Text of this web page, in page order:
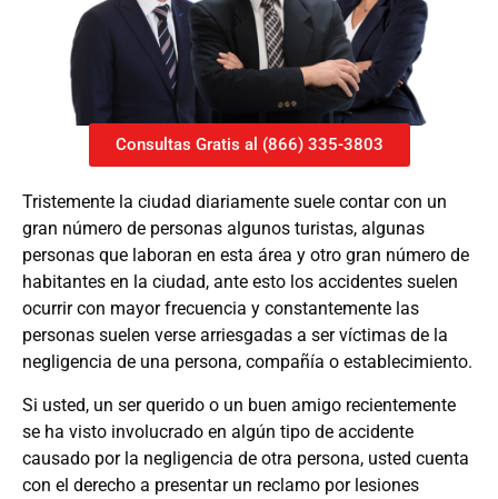
Consultas Gratis al (866) 335-3803
Tristemente la ciudad diariamente suele contar con un
gran número de personas algunos turistas, algunas
personas que laboran en esta área y otro gran número de
habitantes en la ciudad, ante esto los accidentes suelen
ocurrir con mayor frecuencia y constantemente las
personas suelen verse arriesgadas a ser víctimas de la
negligencia de una persona, compañía o establecimiento.
Si usted, un ser querido o un buen amigo recientemente
se ha visto involucrado en algún tipo de accidente
causado por la negligencia de otra persona, usted cuenta
con el derecho a presentar un reclamo por lesiones